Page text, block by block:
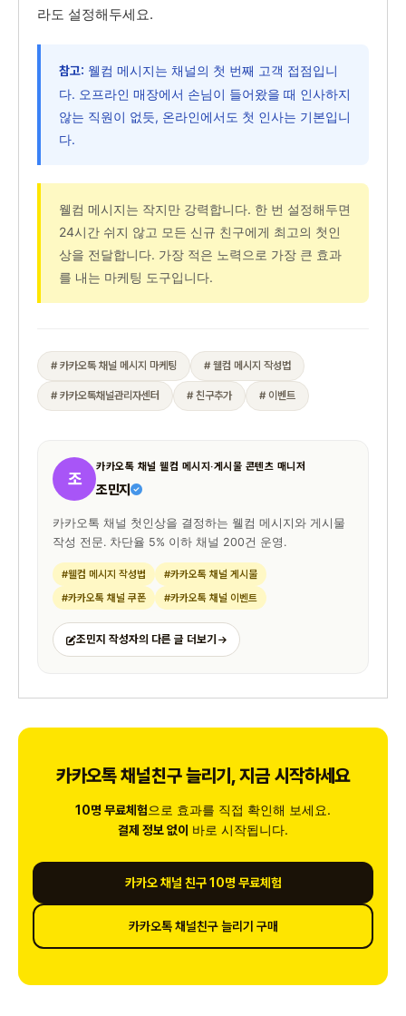
라도 설정해두세요.
참고: 웰컴 메시지는 채널의 첫 번째 고객 접점입니
다. 오프라인 매장에서 손님이 들어왔을 때 인사하지
않는 직원이 없듯, 온라인에서도 첫 인사는 기본입니
다.
웰컴 메시지는 작지만 강력합니다. 한 번 설정해두면
24시간 쉬지 않고 모든 신규 친구에게 최고의 첫인
상을 전달합니다. 가장 적은 노력으로 가장 큰 효과
를 내는 마케팅 도구입니다.
# 카카오톡 채널 메시지 마케팅 # 웰컴 메시지 작성법
# 카카오톡채널관리자센터 # 친구추가 # 이벤트
조
카카오톡 채널 웰컴 메시지·게시물 콘텐츠 매니저
조민지
카카오톡 채널 첫인상을 결정하는 웰컴 메시지와 게시물
작성 전문. 차단율 5% 이하 채널 200건 운영.
#웰컴 메시지 작성법
#카카오톡 채널 게시물
#카카오톡 채널 쿠폰
#카카오톡 채널 이벤트
조민지 작성자의 다른 글 더보기
카카오톡 채널친구 늘리기, 지금 시작하세요
10명 무료체험으로 효과를 직접 확인해 보세요.
결제 정보 없이 바로 시작됩니다.
카카오 채널 친구 10명 무료체험
카카오톡 채널친구 늘리기 구매